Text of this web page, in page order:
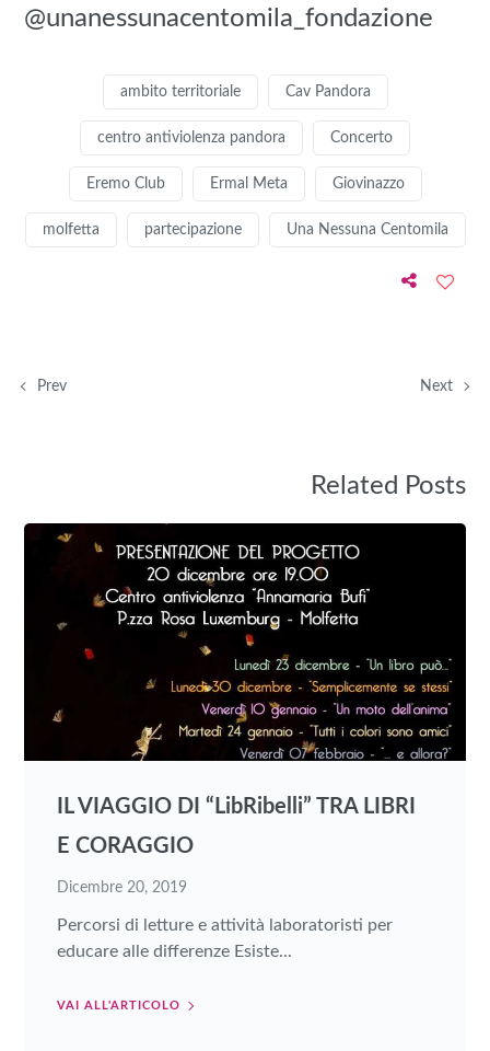
@unanessunacentomila_fondazione
ambito territoriale Cav Pandora
centro antiviolenza pandora Concerto
Eremo Club Ermal Meta Giovinazzo
molfetta partecipazione Una Nessuna Centomila
Prev Next
Related Posts
IL VIAGGIO DI “LibRibelli” TRA LIBRI
E CORAGGIO
Dicembre 20, 2019
Percorsi di letture e attività laboratoristi per
educare alle differenze Esiste...
VAI ALL'ARTICOLO